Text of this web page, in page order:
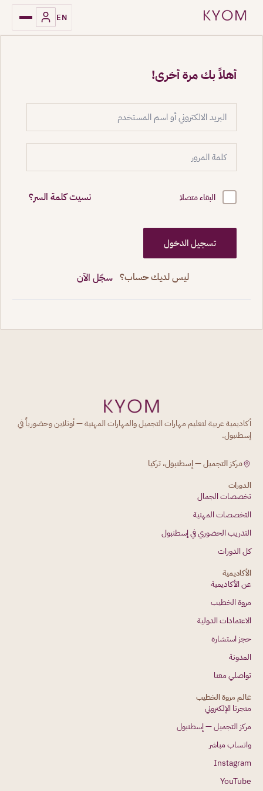
EN
أهلاً بك مرة أخرى!
البقاء متصلا نسيت كلمة السر؟
تسجيل الدخول
ليس لديك حساب؟ سجّل الآن
أكاديمية عربية لتعليم مهارات التجميل والمهارات المهنية — أونلاين وحضورياً في
إسطنبول.
مركز التجميل — إسطنبول، تركيا
الدورات
تخصصات الجمال
التخصصات المهنية
التدريب الحضوري في إسطنبول
كل الدورات
الأكاديمية
عن الأكاديمية
مروة الخطيب
الاعتمادات الدولية
حجز استشارة
المدونة
تواصلي معنا
عالم مروة الخطيب
متجرنا الإلكتروني
مركز التجميل — إسطنبول
واتساب مباشر
Instagram
YouTube